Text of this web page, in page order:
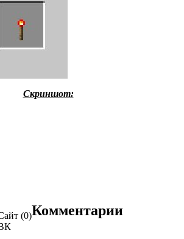
Скриншот:
(0)Комментарии